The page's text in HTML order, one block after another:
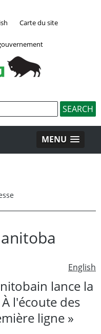
Carte du site
MENU
English
lance la
l'écoute des
ligne »